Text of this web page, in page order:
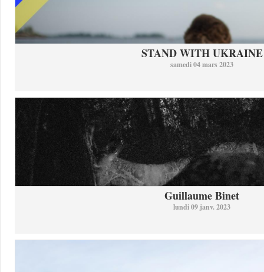
STAND WITH UKRAINE
samedi 04 mars 2023
Guillaume Binet
lundi 09 janv. 2023